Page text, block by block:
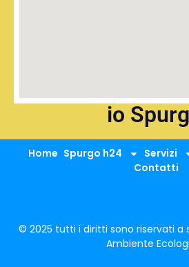
io
Home Spurgo h24 Servizi
Contatti
© 2025 tutti i diritti sono riservati a
Ambiente